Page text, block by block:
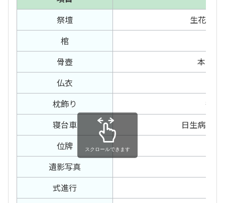
祭壇
生花祭壇
棺
骨壺
本骨箱
仏衣
枕飾り
後飾
寝台車
日生病院〜
位牌
遺影写真
式進行
スクロールできます